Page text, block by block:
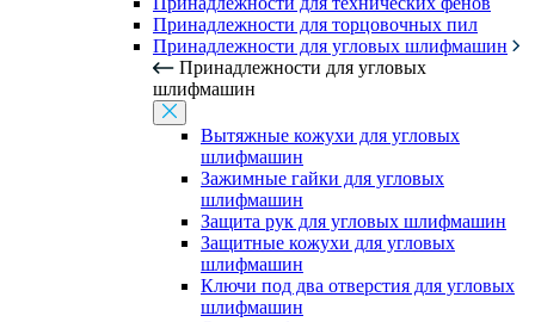
Принадлежности для торцовочных пил
Принадлежности для угловых шлифмашин
Принадлежности для угловых
шлифмашин
Вытяжные кожухи для угловых
шлифмашин
Зажимные гайки для угловых
шлифмашин
Защита рук для угловых шлифмашин
Защитные кожухи для угловых
шлифмашин
Ключи под два отверстия для угловых
шлифмашин